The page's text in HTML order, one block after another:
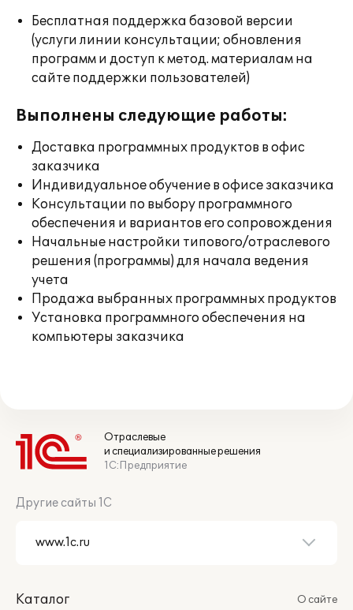
Бесплатная поддержка базовой версии
(услуги линии консультации; обновления
программ и доступ к метод. материалам на
сайте поддержки пользователей)
Выполнены следующие работы:
Доставка программных продуктов в офис
заказчика
Индивидуальное обучение в офисе заказчика
Консультации по выбору программного
обеспечения и вариантов его сопровождения
Начальные настройки типового/отраслевого
решения (программы) для начала ведения
учета
Продажа выбранных программных продуктов
Установка программного обеспечения на
компьютеры заказчика
Отраслевые
и специализированные решения
1С:Предприятие
Другие сайты 1С
Каталог
О сайте